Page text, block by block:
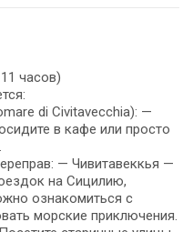
часов)
di Civitavecchia): —
в кафе или просто
— Чивитавеккья —
на Сицилию,
ознакомиться с
морские приключения.